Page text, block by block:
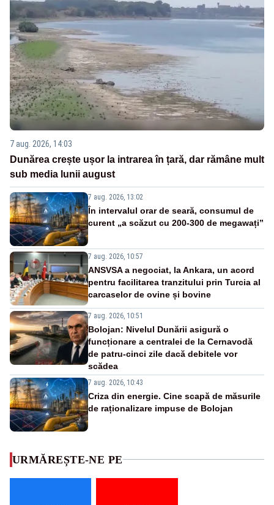
7 aug. 2026, 14:03
Dunărea crește ușor la intrarea în țară, dar rămâne mult
sub media lunii august
7 aug. 2026, 13:02
În intervalul orar de seară, consumul de
curent „a scăzut cu 200-300 de megawați”
7 aug. 2026, 10:57
ANSVSA a negociat, la Ankara, un acord
pentru facilitarea tranzitului prin Turcia al
carcaselor de ovine și bovine
7 aug. 2026, 10:51
Bolojan: Nivelul Dunării asigură o
funcționare a centralei de la Cernavodă
de patru-cinci zile dacă debitele vor
scădea
7 aug. 2026, 10:43
Criza din energie. Cine scapă de măsurile
de raționalizare impuse de Bolojan
URMĂREȘTE-NE PE